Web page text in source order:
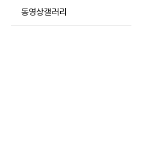
동영상갤러리